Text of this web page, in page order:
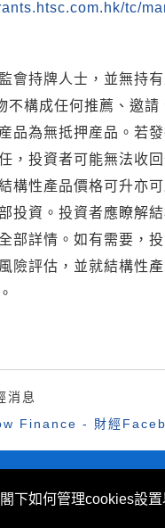
tc/
會持牌人士，並無持
不構成任何推薦、邀請
品為無抵押産品。若
，投資者可能無法收
構性產品價格可升亦
投資。投資者應瞭解
部詳情。如有需要，
險評估，並就結構性
消息
Finance - 財經
下如何管理cookies設
Limited 提供。